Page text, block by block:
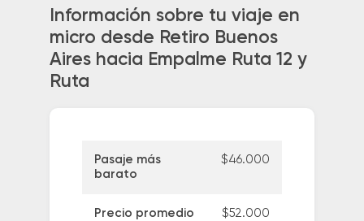
Información sobre tu viaje en
micro desde Retiro Buenos
Aires hacia Empalme Ruta 12 y
Ruta
Pasaje más
barato
$46.000
Precio promedio
$52.000